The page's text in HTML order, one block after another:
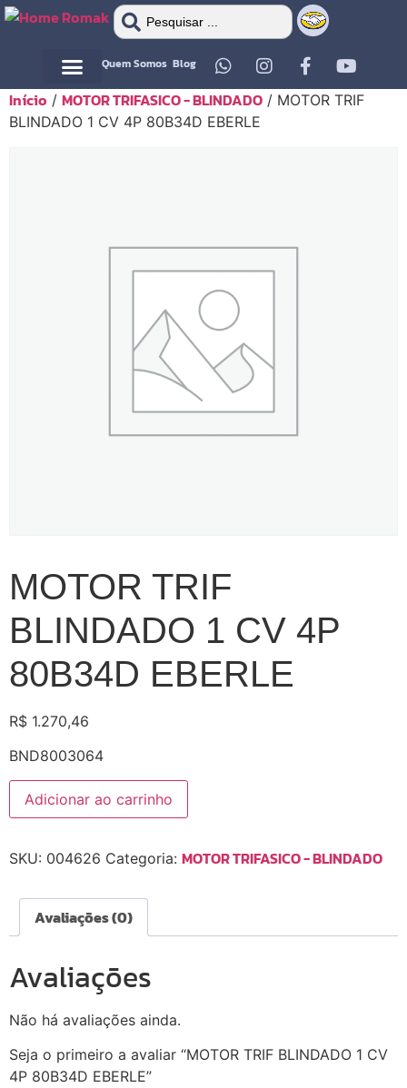
Quem Somos Blog
Início / MOTOR TRIFASICO - BLINDADO / MOTOR TRIF
BLINDADO 1 CV 4P 80B34D EBERLE
MOTOR TRIF
BLINDADO 1 CV 4P
80B34D EBERLE
R$ 1.270,46
BND8003064
Adicionar ao carrinho
SKU: 004626 Categoria: MOTOR TRIFASICO - BLINDADO
Avaliações (0)
Avaliações
Não há avaliações ainda.
Seja o primeiro a avaliar “MOTOR TRIF BLINDADO 1 CV
4P 80B34D EBERLE”